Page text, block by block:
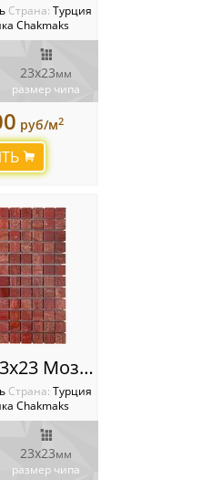
Cтрана: Турция
Chakmaks
23х23мм
размер чипа
руб/м2
Red stone 23х23 Мозаика Chakmaks
Cтрана: Турция
Chakmaks
23х23мм
размер чипа